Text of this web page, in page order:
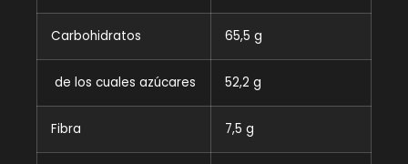
Carbohidratos 65,5 g
de los cuales azúcares 52,2 g
Fibra 7,5 g